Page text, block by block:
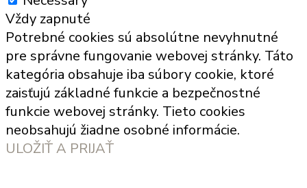
Vždy zapnuté
Potrebné cookies sú absolútne nevyhnutné
pre správne fungovanie webovej stránky. Táto
kategória obsahuje iba súbory cookie, ktoré
zaisťujú základné funkcie a bezpečnostné
funkcie webovej stránky. Tieto cookies
neobsahujú žiadne osobné informácie.
ULOŽIŤ A PRIJAŤ